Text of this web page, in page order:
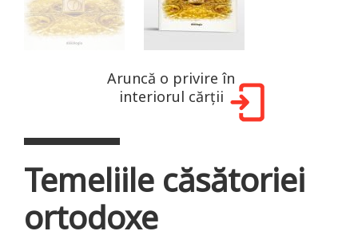
Aruncă o privire în
interiorul cărții
Temeliile căsătoriei
ortodoxe